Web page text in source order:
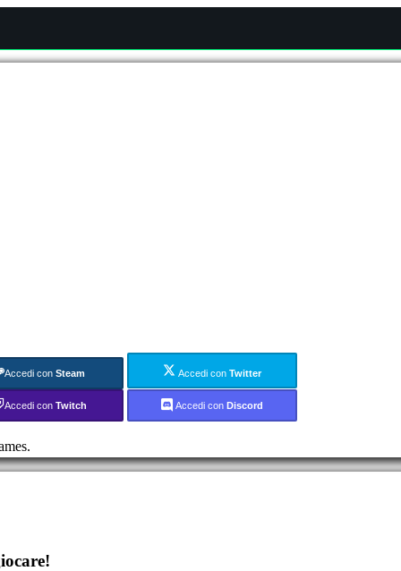
Accedi con Steam Accedi conTwitter
Accedi con Twitch Accedi con Discord